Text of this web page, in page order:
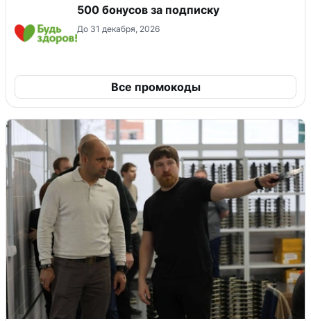
500 бонусов за подписку
До 31 декабря, 2026
Все промокоды